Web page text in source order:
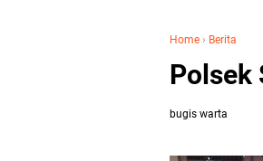
Home › Berita
Polsek
bugis warta